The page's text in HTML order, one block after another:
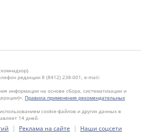
редакции 8 (8412) 238-001, e-mail:
информации на основе сбора, систематизации и
Правила применения рекомендательных
cookie-файлов и других данных в
14 дней.
| Реклама на сайте | Наши соцсети